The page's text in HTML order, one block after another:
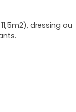
dressing ou